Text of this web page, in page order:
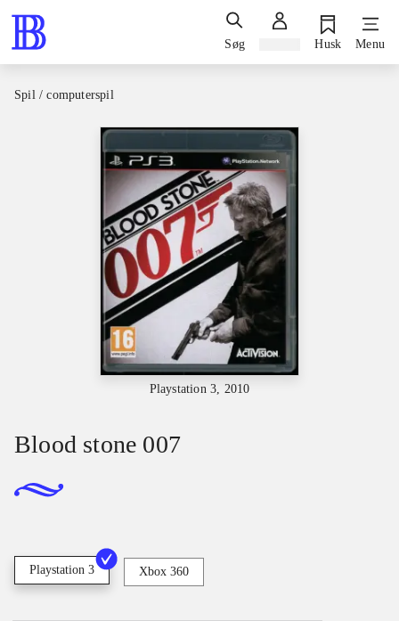
Søg Husk Menu
Spil / computerspil
Playstation 3, 2010
Blood stone 007
Playstation 3 Xbox 360